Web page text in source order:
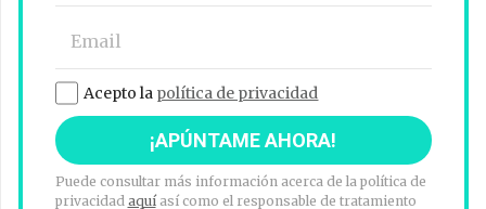
Acepto la política de privacidad
Puede consultar más información acerca de la política de
privacidad aquíasí como el responsable de tratamiento